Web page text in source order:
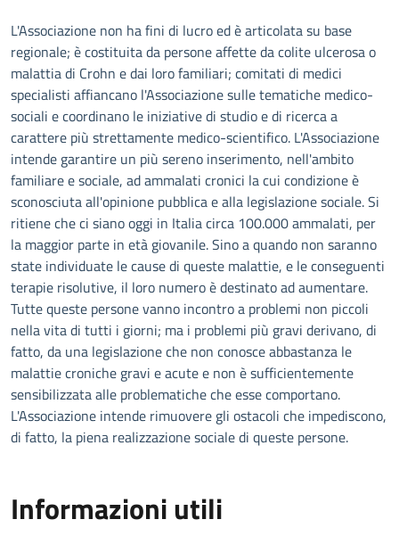
Descrizione
L'Associazione non ha fini di lucro ed è articolata su base
regionale; è costituita da persone affette da colite ulcerosa o
malattia di Crohn e dai loro familiari; comitati di medici
specialisti affiancano l'Associazione sulle tematiche medico-
sociali e coordinano le iniziative di studio e di ricerca a
carattere più strettamente medico-scientifico. L'Associazione
intende garantire un più sereno inserimento, nell'ambito
familiare e sociale, ad ammalati cronici la cui condizione è
sconosciuta all'opinione pubblica e alla legislazione sociale. Si
ritiene che ci siano oggi in Italia circa 100.000 ammalati, per
la maggior parte in età giovanile. Sino a quando non saranno
state individuate le cause di queste malattie, e le conseguenti
terapie risolutive, il loro numero è destinato ad aumentare.
Tutte queste persone vanno incontro a problemi non piccoli
nella vita di tutti i giorni; ma i problemi più gravi derivano, di
fatto, da una legislazione che non conosce abbastanza le
malattie croniche gravi e acute e non è sufficientemente
sensibilizzata alle problematiche che esse comportano.
L'Associazione intende rimuovere gli ostacoli che impediscono,
di fatto, la piena realizzazione sociale di queste persone.
Informazioni utili